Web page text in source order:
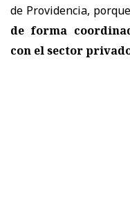
de Providencia, porque
de forma
con el sector